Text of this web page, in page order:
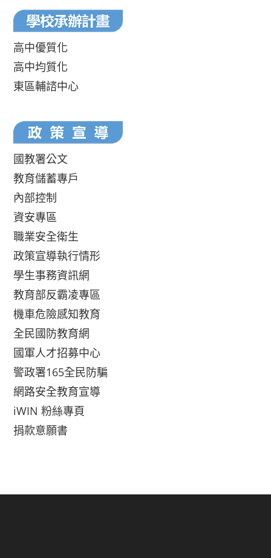
高中優質化
高中均質化
東區輔諮中心
國教署公文
教育儲蓄專戶
內部控制
資安專區
職業安全衛生
政策宣導執行情形
學生事務資訊網
教育部反霸凌專區
機車危險感知教育
全民國防教育網
國軍人才招募中心
警政署165全民防騙
網路安全教育宣導
iWIN 粉絲專頁
捐款意願書